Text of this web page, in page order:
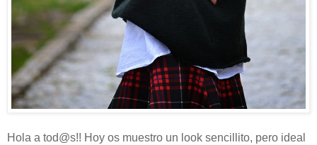
Hola a tod@s!! Hoy os muestro un look sencillito, pero ideal